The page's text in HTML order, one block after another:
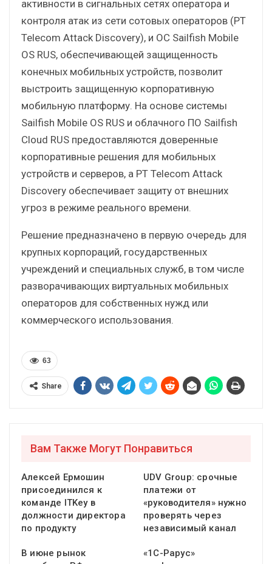
активности в сигнальных сетях оператора и
контроля атак из сети сотовых операторов (PT
Telecom Attack Discovery), и ОС Sailfish Mobile
OS RUS, обеспечивающей защищенность
конечных мобильных устройств, позволит
выстроить защищенную корпоративную
мобильную платформу. На основе системы
Sailfish Mobile OS RUS и облачного ПО Sailfish
Cloud RUS предоставляются доверенные
корпоративные решения для мобильных
устройств и серверов, а PT Telecom Attack
Discovery обеспечивает защиту от внешних
угроз в режиме реального времени.
Решение предназначено в первую очередь для
крупных корпораций, государственных
учреждений и специальных служб, в том числе
разворачивающих виртуальных мобильных
операторов для собственных нужд или
коммерческого использования.
63
Share
Вам Также Могут Понравиться
Алексей Ермошин
присоединился к
команде ITKey в
должности директора
по продукту
UDV Group: срочные
платежи от
«руководителя» нужно
проверять через
независимый канал
В июне рынок
«1С-Рарус»